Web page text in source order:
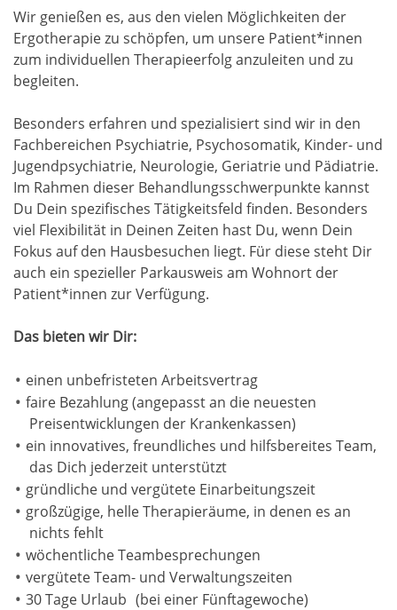
Wir genießen es, aus den vielen Möglichkeiten der
Ergotherapie zu schöpfen, um unsere Patient*innen
zum individuellen Therapieerfolg anzuleiten und zu
begleiten.
Besonders erfahren und spezialisiert sind wir in den
Fachbereichen Psychiatrie, Psychosomatik, Kinder- und
Jugendpsychiatrie, Neurologie, Geriatrie und Pädiatrie.
Im Rahmen dieser Behandlungsschwerpunkte kannst
Du Dein spezifisches Tätigkeitsfeld finden. Besonders
viel Flexibilität in Deinen Zeiten hast Du, wenn Dein
Fokus auf den Hausbesuchen liegt. Für diese steht Dir
auch ein spezieller Parkausweis am Wohnort der
Patient*innen zur Verfügung.
Das bieten wir Dir:
einen unbefristeten Arbeitsvertrag
faire Bezahlung (angepasst an die neuesten
Preisentwicklungen der Krankenkassen)
ein innovatives, freundliches und hilfsbereites Team,
das Dich jederzeit unterstützt
gründliche und vergütete Einarbeitungszeit
großzügige, helle Therapieräume, in denen es an
nichts fehlt
wöchentliche Teambesprechungen
vergütete Team- und Verwaltungszeiten
30 Tage Urlaub (bei einer Fünftagewoche)